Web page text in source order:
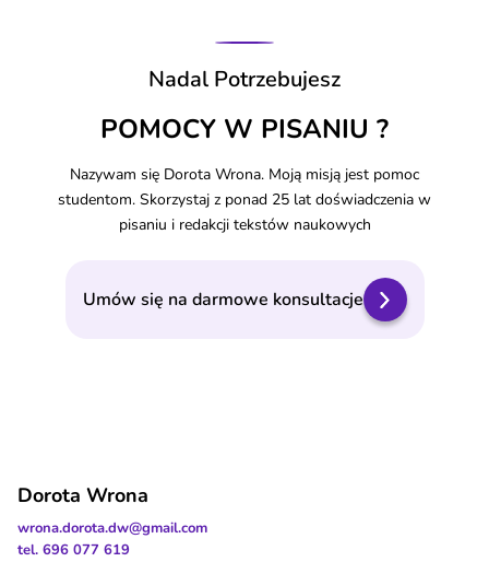
Nadal Potrzebujesz
POMOCY W PISANIU ?
Nazywam się Dorota Wrona. Moją misją jest pomoc
studentom. Skorzystaj z ponad 25 lat doświadczenia w
pisaniu i redakcji tekstów naukowych
Umów się na darmowe konsultacje
Dorota Wrona
wrona.dorota.dw@gmail.com
tel. 696 077 619